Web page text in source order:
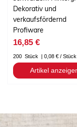
Dekorativ und
verkaufsfördernd
Profiware
16,85 €
200 Stück | 0,08 € / Stück
Artikel